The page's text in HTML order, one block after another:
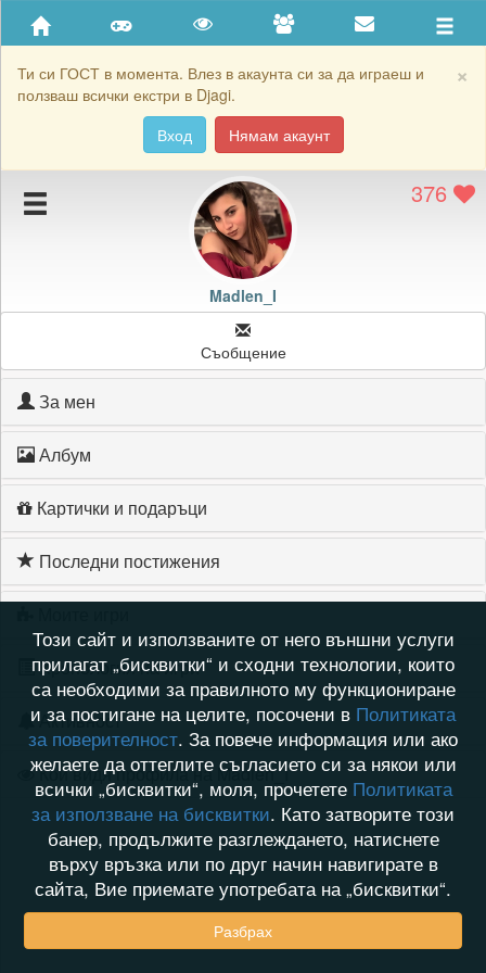
×
Ти си ГОСТ в момента. Влез в акаунта си за да играеш и
ползваш всички екстри в Djagi.
Вход
Нямам акаунт
Приятели
Хронология на игри
Подаръците на Madlen_I
Картичките на Madlen_I
376
Madlen_I
Съобщение
За мен
Албум
Картички и подаръци
Последни постижения
Хронология на игри
Активност
Кой видя профила на Madlen_I
Този сайт и използваните от него външни услуги
прилагат „бисквитки“ и сходни технологии, които
са необходими за правилното му функциониране
и за постигане на целите, посочени в Политиката
за поверителност. За повече информация или ако
желаете да оттеглите съгласието си за някои или
всички „бисквитки“, моля, прочетете Политиката
за използване на бисквитки. Като затворите този
банер, продължите разглеждането, натиснете
върху връзка или по друг начин навигирате в
сайта, Вие приемате употребата на „бисквитки“.
Разбрах